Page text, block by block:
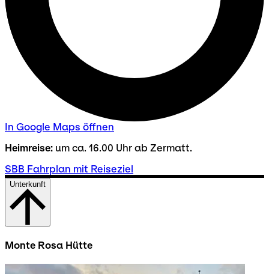
In Google Maps öffnen
Heimreise: um ca. 16.00 Uhr ab Zermatt.
SBB Fahrplan mit Reiseziel
Unterkunft
Monte Rosa Hütte